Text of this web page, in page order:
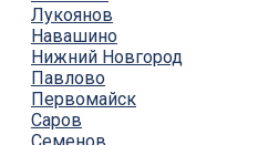
Лукоянов
Навашино
Нижний Новгород
Павлово
Первомайск
Саров